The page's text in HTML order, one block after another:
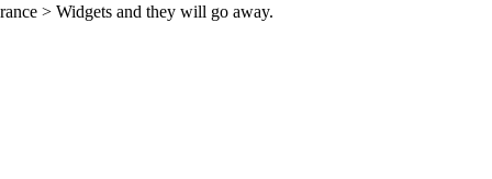
> Widgets and they will go away.